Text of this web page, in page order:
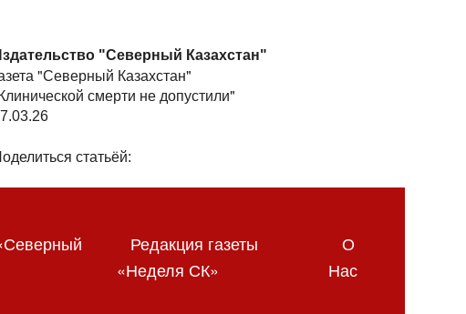
"Северный Казахстан"
"Северный Казахстан"
смерти не допустили"
статьёй:
Редакция газеты
«Неделя СК»
О
Нас